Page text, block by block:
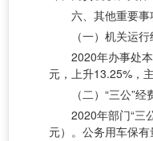
六、其他重要
（一）机关运
2020年办事处
元，上升13.25%，
（二） “三公”经
2020年部门“三
元）。公务用车保